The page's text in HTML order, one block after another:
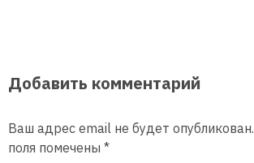
Добавить комментарий
Ваш адрес email не будет опубликован.
поля помечены *